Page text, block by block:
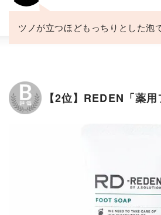
ツノが立つほどもっちりとした泡
【2位】REDEN「薬用